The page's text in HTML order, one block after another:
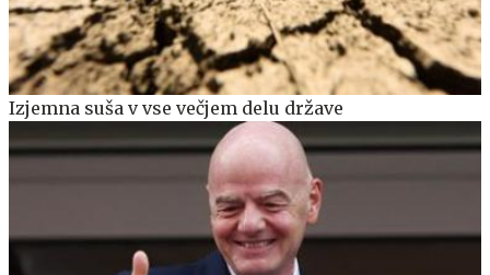
Izjemna suša v vse večjem delu države